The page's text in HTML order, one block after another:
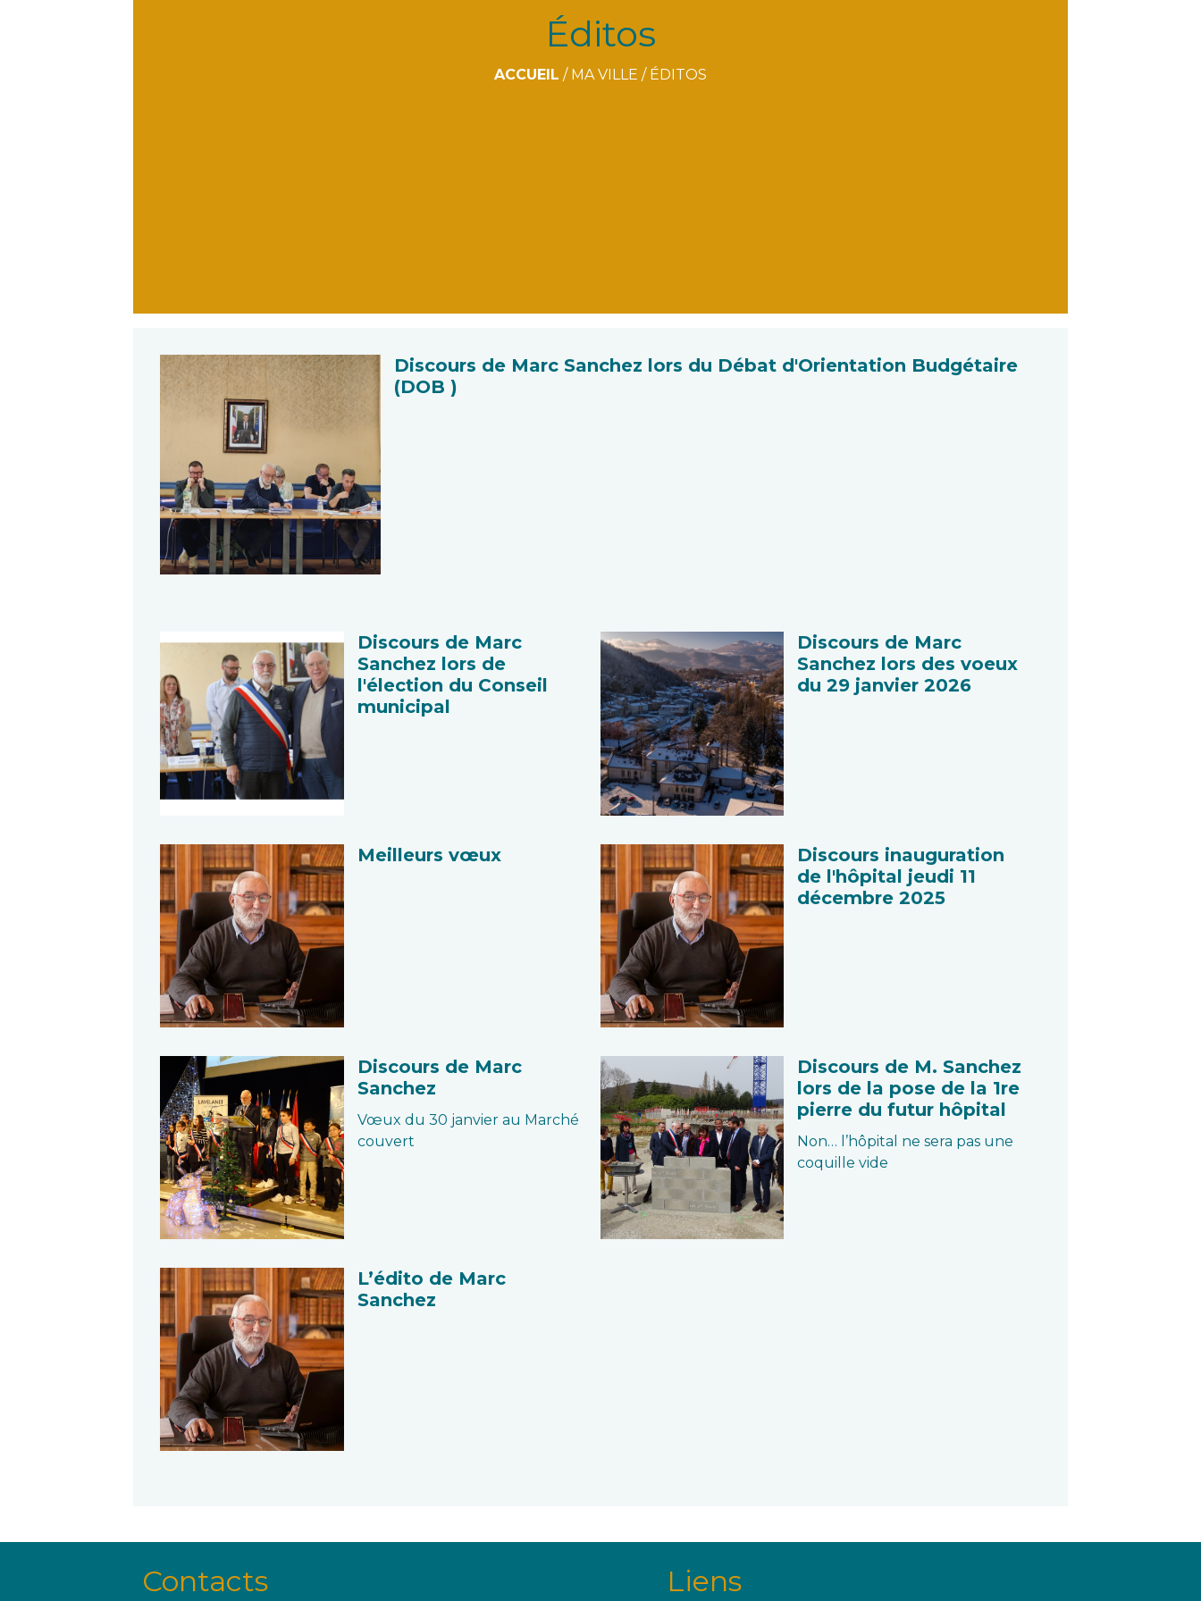
Éditos
ACCUEIL / MA VILLE / ÉDITOS
Discours de Marc Sanchez lors du Débat d'Orientation Budgétaire
(DOB )
Discours de Marc
Sanchez lors de
l'élection du Conseil
municipal
Discours de Marc
Sanchez lors des voeux
du 29 janvier 2026
Meilleurs vœux
Discours inauguration
de l'hôpital jeudi 11
décembre 2025
Discours de Marc
Sanchez
Vœux du 30 janvier au Marché
couvert
Discours de M. Sanchez
lors de la pose de la 1re
pierre du futur hôpital
Non… l’hôpital ne sera pas une
coquille vide
L’édito de Marc
Sanchez
Contacts Liens